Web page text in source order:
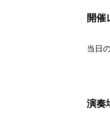
開催
当日
演奏